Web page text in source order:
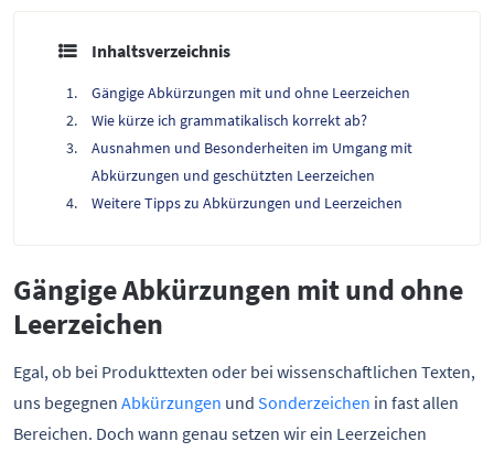
Inhaltsverzeichnis
Gängige Abkürzungen mit und ohne Leerzeichen
Wie kürze ich grammatikalisch korrekt ab?
Ausnahmen und Besonderheiten im Umgang mit
Abkürzungen und geschützten Leerzeichen
Weitere Tipps zu Abkürzungen und Leerzeichen
Gängige Abkürzungen mit und ohne
Leerzeichen
Egal, ob bei Produkttexten oder bei wissenschaftlichen Texten,
uns begegnen Abkürzungen und Sonderzeichen in fast allen
Bereichen. Doch wann genau setzen wir ein Leerzeichen